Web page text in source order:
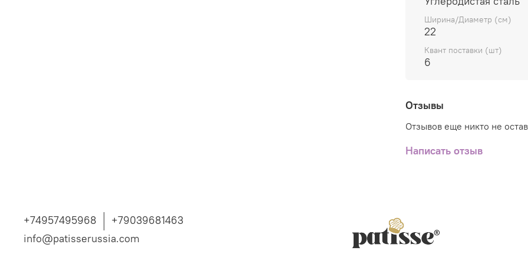
эксплуатации, что
пекарей и
Удобство,
максимально
Ширина/Диаметр (см)
22
Квант поставки (шт)
6
Отзывы
Отзывов еще никто не
Написать отзыв
+74957495968
+79039681463
info@patisserussia.com